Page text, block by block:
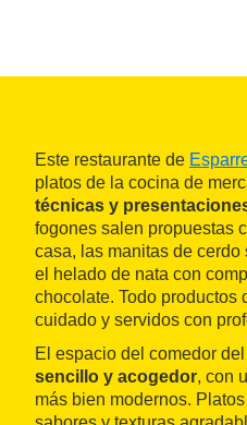
Este restaurante de
platos de la cocina de
técnicas y
fogones salen propuestas
casa, las manitas de
el helado de nata con
chocolate. Todo productos
cuidado y servidos con
El espacio del comedor
sencillo y acogedor, con
más bien modernos.